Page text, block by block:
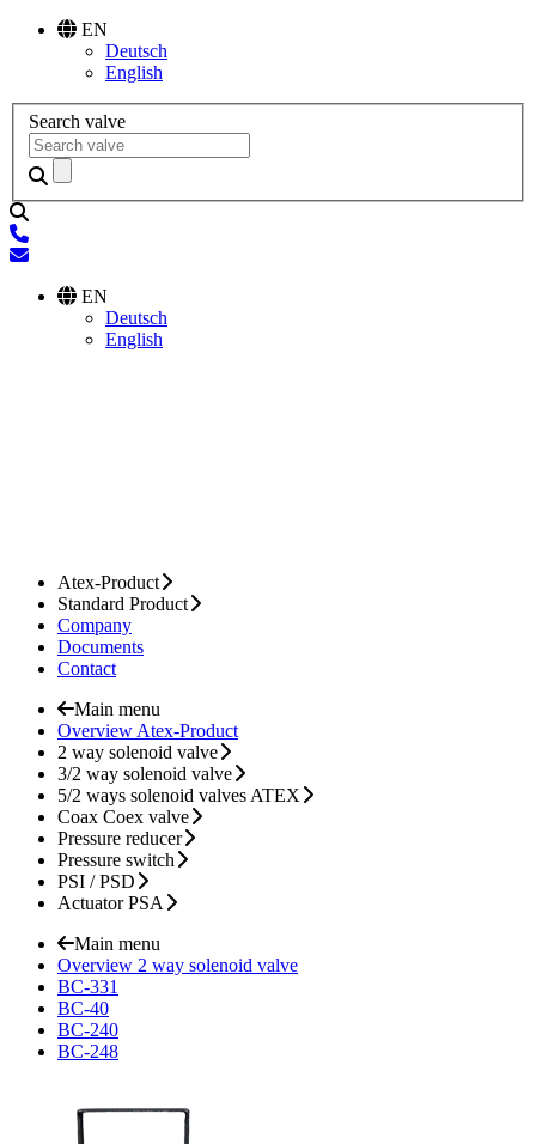
EN
Deutsch
English
Search valve
EN
Deutsch
English
Atex-Product
Standard Product
Company
Documents
Contact
Main menu
Overview Atex-Product
2 way solenoid valve
3/2 way solenoid valve
5/2 ways solenoid valves ATEX
Coax Coex valve
Pressure reducer
Pressure switch
PSI / PSD
Actuator PSA
Main menu
Overview 2 way solenoid valve
BC-331
BC-40
BC-240
BC-248